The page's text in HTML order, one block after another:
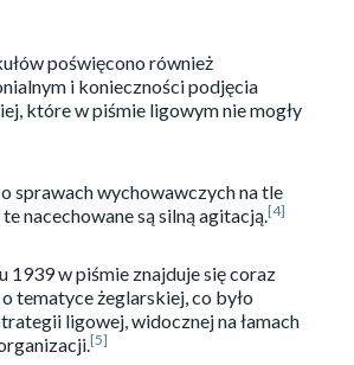
poświęcono również
i konieczności podjęcia
które w piśmie ligowym nie mogły
sprawach wychowawczych na tle
nacechowane są silną agitacją.[4]
1939 w piśmie znajduje się coraz
tematyce żeglarskiej, co było
ligowej, widocznej na łamach
[5]